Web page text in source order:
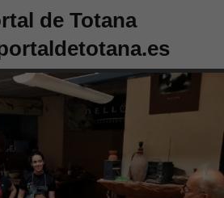
de Totana